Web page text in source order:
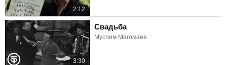
2:12
3:30
Свадьба
Муслим Магомаев